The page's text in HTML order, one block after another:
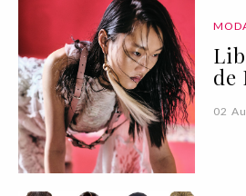
de
02